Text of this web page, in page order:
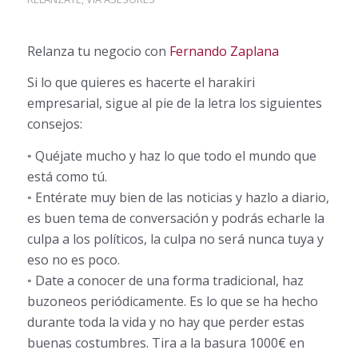
Relanza tu negocio con Fernando Zaplana
Si lo que quieres es hacerte el harakiri
empresarial, sigue al pie de la letra los siguientes
consejos:
◦ Quéjate mucho y haz lo que todo el mundo que
está como tú.
◦ Entérate muy bien de las noticias y hazlo a diario,
es buen tema de conversación y podrás echarle la
culpa a los políticos, la culpa no será nunca tuya y
eso no es poco.
◦ Date a conocer de una forma tradicional, haz
buzoneos periódicamente. Es lo que se ha hecho
durante toda la vida y no hay que perder estas
buenas costumbres. Tira a la basura 1000€ en